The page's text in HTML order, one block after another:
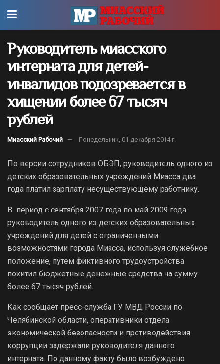
Руководитель миасского
интерната для детей-
инвалидов подозревается в
хищении более 67 тысяч
рублей
Миасский Рабочий Понедельник, 01 декабря 2014 г.
По версии сотрудников ОБЭП, руководитель одного из
детских образовательных учреждений Миасса два
года платил зарплату несуществующему работнику.
В период с сентября 2007 года по май 2009 года
руководитель одного из детских образовательных
учреждений для детей с ограниченными
возможностями города Миасса, используя служебное
положение, путем фиктивного трудоустройства
похитил бюджетные денежные средства на сумму
более 67 тысяч рублей.
Как сообщает пресс-служба ГУ МВД России по
Челябинской области, оперативники отдела
экономической безопасности и противодействия
коррупции задержали руководителя данного
интерната. По данному факту было возбуждено